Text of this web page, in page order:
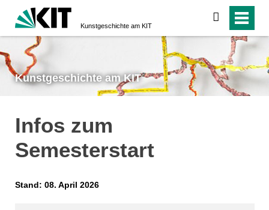
Kunstgeschichte am KIT
suchen
Kunstgeschichte am KIT
Infos zum
Semesterstart
Stand: 08. April 2026